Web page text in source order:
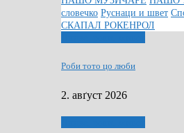
словечко Руснаци и швет
СКАПАЛ РОКЕНРОЛ
Роби тото цо люби
2. авґуст 2026